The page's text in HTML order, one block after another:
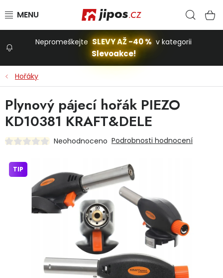
Stavba a dům
Domácnost
Autodoplňky
Nepromeškejte SLEVY AŽ -40 % v kategorii
Slevoakce!
Hořáky
Plynový pájecí hořák PIEZO
KD10381 KRAFT&DELE
Neohodnoceno Podrobnosti hodnocení
TIP